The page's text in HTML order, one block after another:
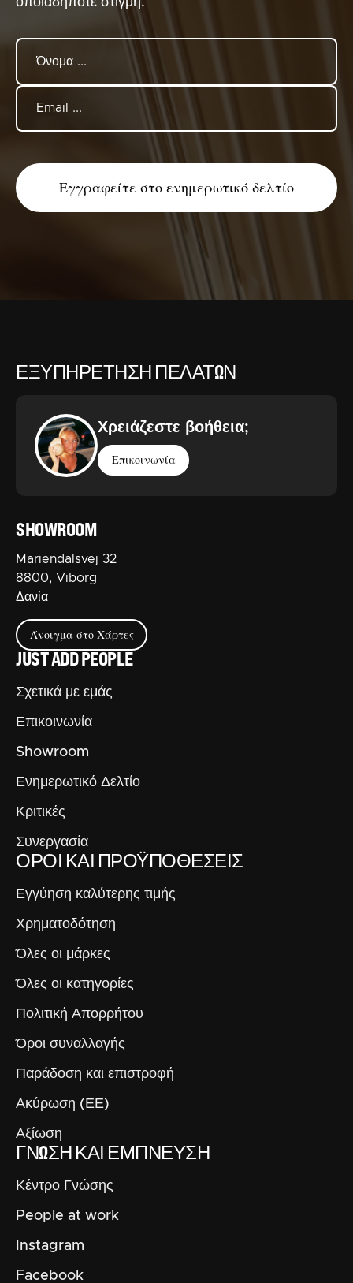
Εγγραφείτε στο ενημερωτικό δελτίο
ΕΞΥΠΗΡΈΤΗΣΗ ΠΕΛΑΤΏΝ
Χρειάζεστε βοήθεια;
Επικοινωνία
SHOWROOM
Mariendalsvej 32
8800, Viborg
Δανία
Άνοιγμα στο Χάρτες
JUST ADD PEOPLE
Σχετικά με εμάς
Επικοινωνία
Showroom
Ενημερωτικό Δελτίο
Κριτικές
Συνεργασία
ΌΡΟΙ ΚΑΙ ΠΡΟΫΠΟΘΈΣΕΙΣ
Εγγύηση καλύτερης τιμής
Χρηματοδότηση
Όλες οι μάρκες
Όλες οι κατηγορίες
Πολιτική Απορρήτου
Όροι συναλλαγής
Παράδοση και επιστροφή
Ακύρωση (ΕΕ)
Αξίωση
ΓΝΏΣΗ ΚΑΙ ΈΜΠΝΕΥΣΗ
Κέντρο Γνώσης
People at work
Instagram
Facebook